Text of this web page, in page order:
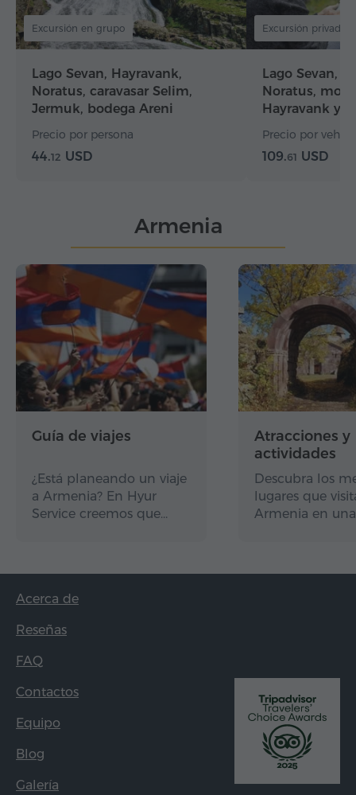
Excursión en grupo
Lago Sevan, Hayravank,
Noratus, caravasar Selim,
Jermuk, bodega Areni
Precio por persona
44.12 USD
Excursión privada
Lago Sevan,
Noratus,
Hayravank y
Precio por
109.61 USD
Armenia
Guía de viajes
¿Está planeando un viaje
a Armenia? En Hyur
Service creemos que…
Atracciones y
actividades
Descubra los
lugares que
Armenia en
Acerca de
Reseñas
FAQ
Contactos
Equipo
Blog
Galería